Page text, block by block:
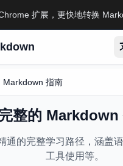
扩展，更快地转换
指南大全
表格完全指南
Markdown 指南
整的 Markdown
通的完整学习路径，涵盖
工具使用等。